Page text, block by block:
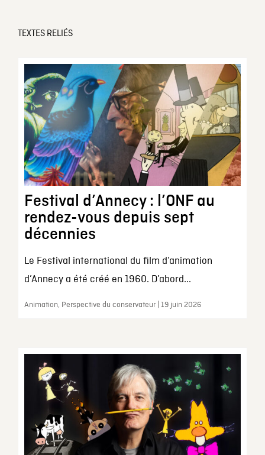
TEXTES RELIÉS
Festival d’Annecy : l’ONF au
rendez-vous depuis sept
décennies
Le Festival international du film d’animation
d’Annecy a été créé en 1960. D’abord...
Animation, Perspective du conservateur | 19 juin 2026